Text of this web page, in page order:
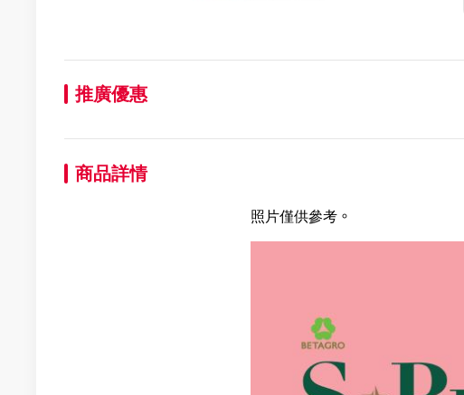
推廣優惠
商品詳情
照片僅供參考。